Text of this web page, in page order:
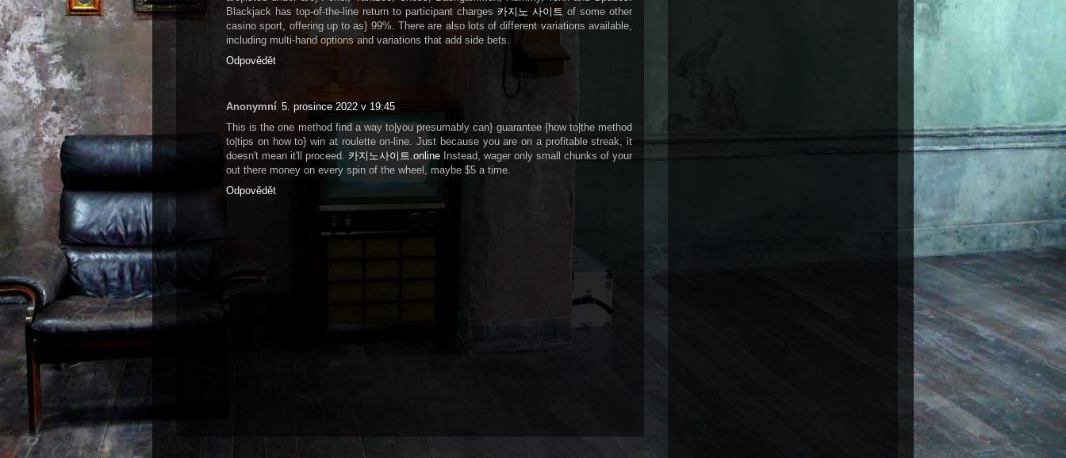
Blackjack has top-of-the-line return to participant charges 카지노 사이트of some other
casino sport, offering up to as} 99%. There are also lots of different variations available,
including multi-hand options and variations that add side bets.
Odpovědět
Anonymní 5. prosince 2022 v 19:45
This is the one method find a way to|you presumably can} guarantee {how to|the method
to|tips on how to} win at roulette on-line. Just because you are on a profitable streak, it
doesn't mean it'll proceed. 카지노사이트.online Instead, wager only small chunks of your
out there money on every spin of the wheel, maybe $5 a time.
Odpovědět